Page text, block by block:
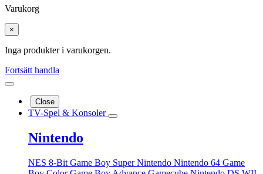
Varukorg
×
Inga produkter i varukorgen.
Fortsätt handla
Close
TV-Spel & Konsoler
Nintendo
NES 8-Bit Game Boy Super Nintendo Nintendo 64 Game